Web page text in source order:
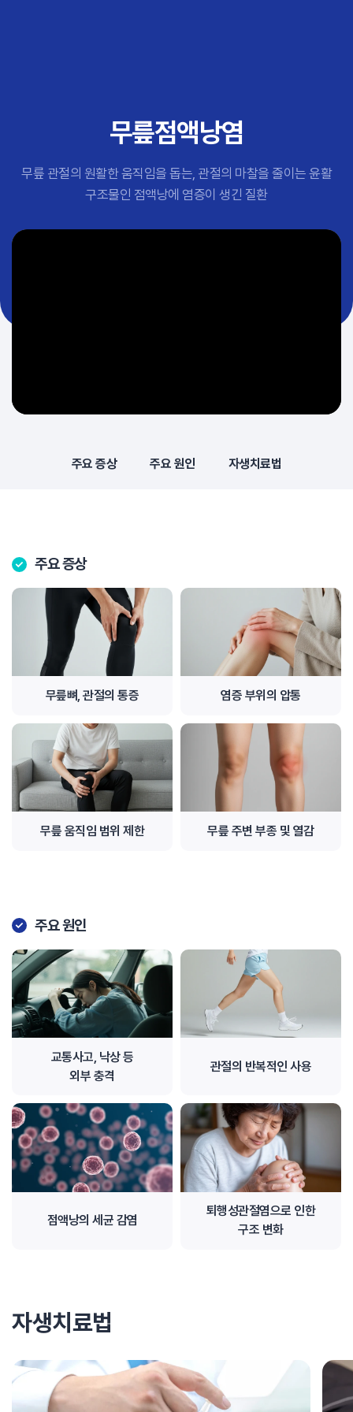
#교통사고후유증 #허리디스크
#추나요법
무릎점액낭염
무릎 관절의 원활한 움직임을 돕는, 관절의 마찰을 줄이는 윤활
구조물인 점액낭에 염증이 생긴 질환
주요 증상 주요 원인 자생치료법
주요 증상
무릎뼈, 관절의 통증 염증 부위의 압통
무릎 움직임 범위 제한 무릎 주변 부종 및 열감
주요 원인
교통사고, 낙상 등
외부 충격
관절의 반복적인 사용
점액낭의 세균 감염
퇴행성관절염으로 인한
구조 변화
자생치료법